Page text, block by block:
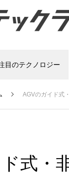
目のテクノロジー
AGVのガイド式
式・